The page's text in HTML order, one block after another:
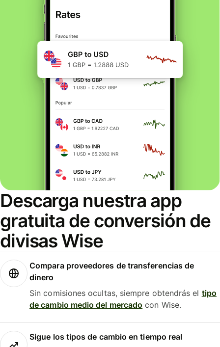
Descarga nuestra app
gratuita de conversión de
divisas Wise
Compara proveedores de transferencias de
dinero
Sin comisiones ocultas, siempre obtendrás el tipo
de cambio medio del mercado con Wise.
Sigue los tipos de cambio en tiempo real